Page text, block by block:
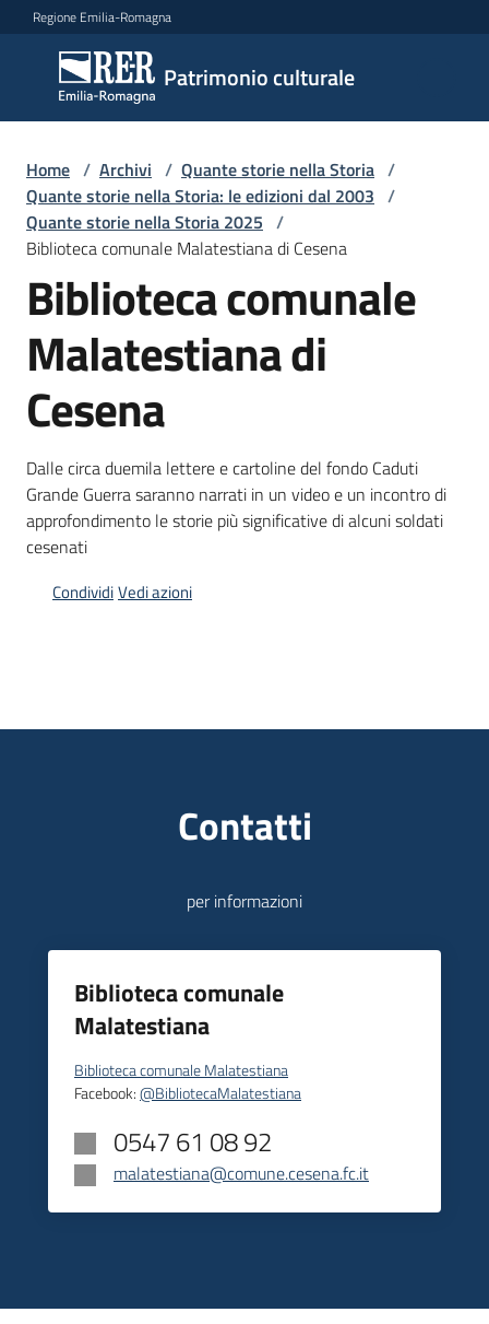
Vai al contenuto
Vai alla navigazione
Vai al footer
Regione Emilia-Romagna
Patrimonio culturale
Patrimonio
culturale
Argomenti
Novità
Servizi
Leggi
Bandi
Piani
Progetti
Mediateca
Home / Archivi / Quante storie nella Storia /
Quante storie nella Storia: le edizioni dal 2003 /
Quante storie nella Storia 2025 /
Biblioteca comunale Malatestiana di Cesena
Biblioteca comunale
Malatestiana di
Cesena
Dalle circa duemila lettere e cartoline del fondo Caduti
Grande Guerra saranno narrati in un video e un incontro di
approfondimento le storie più significative di alcuni soldati
cesenati
CondividiVedi azioni
Contatti
per informazioni
Biblioteca comunale
Malatestiana
Biblioteca comunale Malatestiana
Facebook:@BibliotecaMalatestiana
0547 61 08 92
malatestiana@comune.cesena.fc.it